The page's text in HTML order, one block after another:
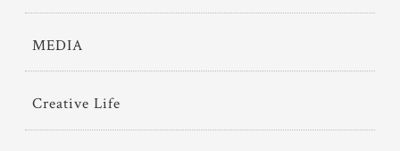
MEDIA
Creative Life